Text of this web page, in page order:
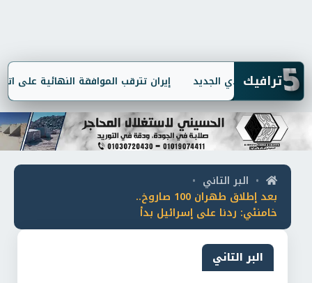
5ترافيك إيران تترقب الموافقة النهائية على
• البر التاني •
بعد إطلاق طهران 100 صاروخ..
خامنئي: ردنا على إسرائيل بدأ
البر التاني